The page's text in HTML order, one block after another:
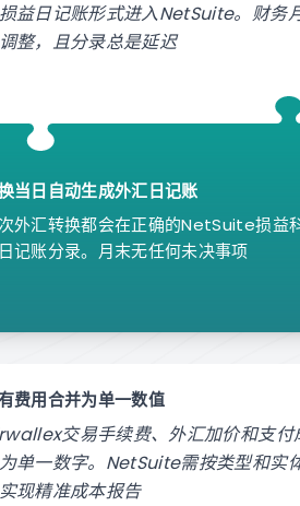
益日记账形式进入NetSuite。财务
整，且分录总是延迟
当日自动生成外汇日记账
外汇转换都会在正确的NetSuite损益
记账分录。月末无任何未决事项
费用合并为单一数值
交易手续费、外汇加价和支付
单一数字。NetSuite需按类型和实
现精准成本报告